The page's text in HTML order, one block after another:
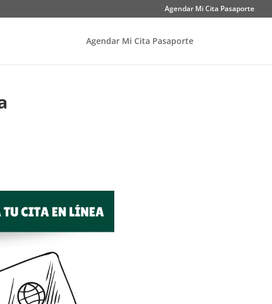
Agendar Mi Cita Pasaporte
Agendar Mi Cita Pasaporte